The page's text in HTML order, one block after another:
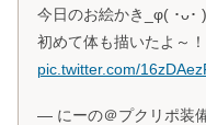
今日のお絵かき_φ( ･ᴗ･ )
初めて体も描いたよ～
pic.twitter.com/
— にーの＠プクリポ装